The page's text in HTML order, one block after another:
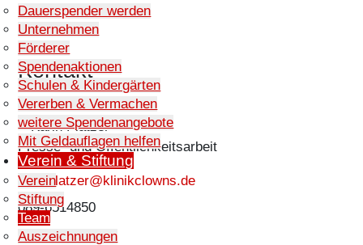
Dauerspender werden
Unternehmen
Förderer
Spendenaktionen
Schulen & Kindergärten
Vererben & Vermachen
weitere Spendenangebote
Mit Geldauflagen helfen
Verein & Stiftung
Verein
Stiftung
Team
Auszeichnungen
Kontakt
Presse- und Öffentlichkeitsarbeit
E-Mail:
karinplatzer@klinikclowns.de
Telefon:
089-6514850